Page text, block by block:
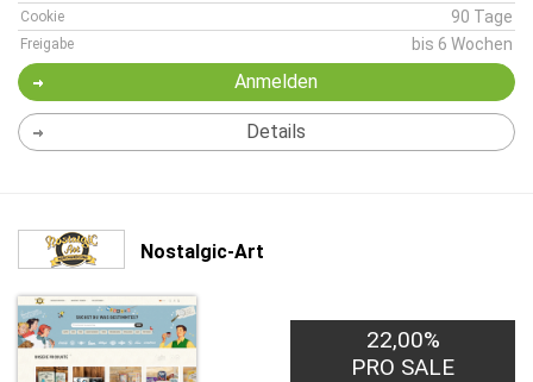
Cookie 90 Tage
Freigabe bis 6 Wochen
Anmelden
Details
Nostalgic-Art
22,00%
PRO SALE